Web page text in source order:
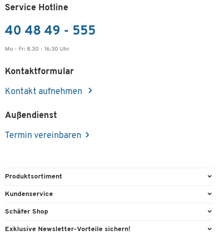
Service Hotline
40 48 49 - 555
Mo - Fr: 8.30 - 16.30 Uhr
Kontaktformular
Kontakt aufnehmen
Außendienst
Termin vereinbaren
Produktsortiment
Büroausstattung
Kundenservice
Direktbestellung
Schäfer Shop
AGB
Exklusive Newsletter-Vorteile sichern!